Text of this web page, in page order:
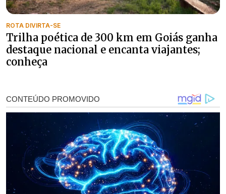
ROTA DIVIRTA-SE
Trilha poética de 300 km em Goiás ganha
destaque nacional e encanta viajantes;
conheça